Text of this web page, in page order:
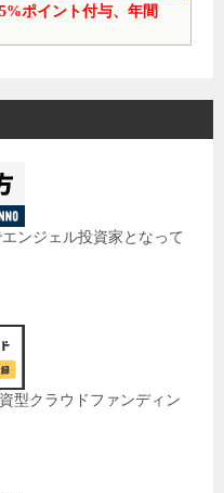
ポイント付与、年間
エンジェル投資家となって
型クラウドファンディン